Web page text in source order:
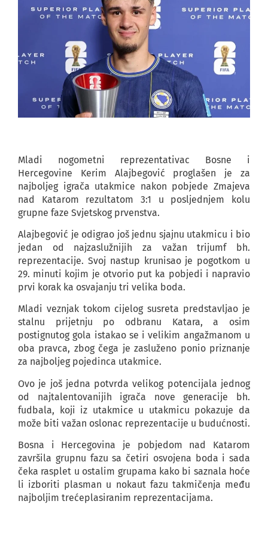
Mladi nogometni reprezentativac Bosne i
Hercegovine Kerim Alajbegović proglašen je za
najboljeg igrača utakmice nakon pobjede Zmajeva
nad Katarom rezultatom 3:1 u posljednjem kolu
grupne faze Svjetskog prvenstva.
Alajbegović je odigrao još jednu sjajnu utakmicu i bio
jedan od najzaslužnijih za važan trijumf bh.
reprezentacije. Svoj nastup krunisao je pogotkom u
29. minuti kojim je otvorio put ka pobjedi i napravio
prvi korak ka osvajanju tri velika boda.
Mladi veznjak tokom cijelog susreta predstavljao je
stalnu prijetnju po odbranu Katara, a osim
postignutog gola istakao se i velikim angažmanom u
oba pravca, zbog čega je zasluženo ponio priznanje
za najboljeg pojedinca utakmice.
Ovo je još jedna potvrda velikog potencijala jednog
od najtalentovanijih igrača nove generacije bh.
fudbala, koji iz utakmice u utakmicu pokazuje da
može biti važan oslonac reprezentacije u budućnosti.
Bosna i Hercegovina je pobjedom nad Katarom
završila grupnu fazu sa četiri osvojena boda i sada
čeka rasplet u ostalim grupama kako bi saznala hoće
li izboriti plasman u nokaut fazu takmičenja među
najboljim trećeplasiranim reprezentacijama.